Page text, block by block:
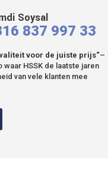
Soysal
837 997 33
voor de juiste prijs“–
waar HSSK de laatste jaren
van vele klanten mee